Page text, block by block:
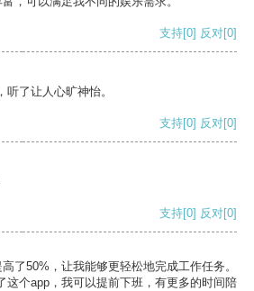
支持[0] 反对[0]
了让人心旷神怡。
支持[0] 反对[0]
支持[0] 反对[0]
了50%，让我能够更轻松地完成工作任务。
这个app，我可以提前下班，有更多的时间陪